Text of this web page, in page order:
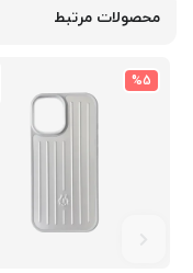
محصولات مرتبط
%5